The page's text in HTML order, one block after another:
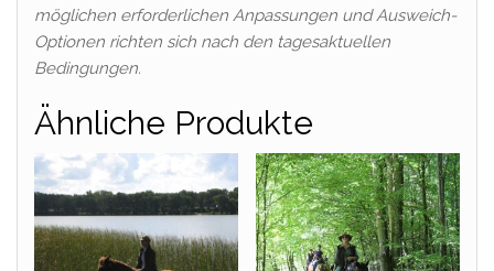
möglichen erforderlichen Anpassungen und Ausweich-
Optionen richten sich nach den tagesaktuellen
Bedingungen.
Ähnliche Produkte